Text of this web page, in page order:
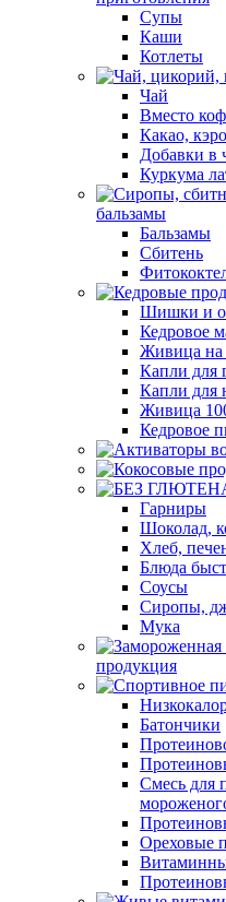
Супы
Каши
Котлеты
Чай
Вместо
Какао,
Добавки в
Куркума
бальзамы
Бальзамы
Сбитень
Шишки и
Кедровое
Живица на
Капли для
Капли для
Живица
Кедровое
Гарниры
Шоколад,
Хлеб,
Блюда
Соусы
Сиропы,
Мука
продукция
Батончики
Смесь для
Ореховые